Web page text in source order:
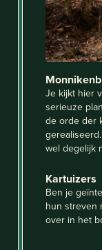
Je kijkt hier
serieuze
de orde der
wel degelijk
Kartuizers
Ben je
hun streven
over in het